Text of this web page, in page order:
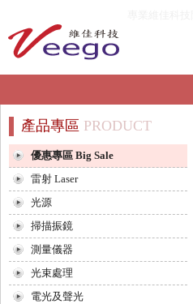
產品專區 PRODUCT
優惠專區 Big Sale
雷射 Laser
光源
掃描振鏡
測量儀器
光束處理
電光及聲光